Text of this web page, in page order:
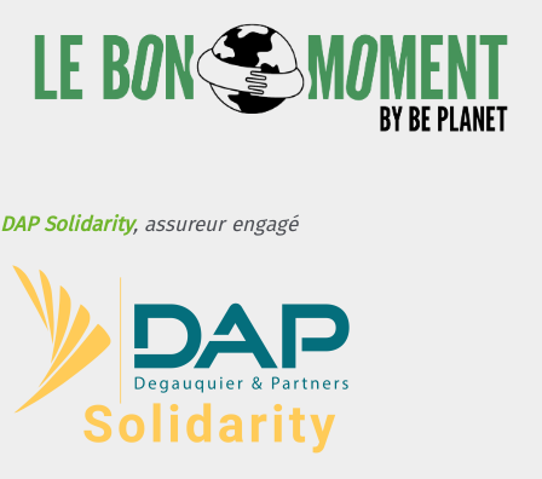
DAP Solidarity, assureur engagé